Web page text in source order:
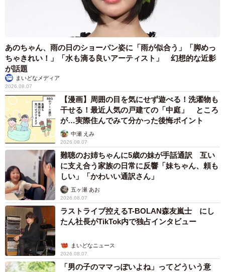
あのちゃん、雨の日のショーパン姿に「雨が似合う」「脚めっ
ちゃきれい！」「水も滴る良いアーティスト」 幻想的な近影
が話題
まいどなメディア
2026.08.07
【漫画】周囲の目を気にせず遊べる！洗濯物も
干せる！最近人気の戸建ての「中庭」 ところ
が…実際住んでみて分かった後悔ポイント
中瀬 えみ
2026.08.07
難聴のお姉ちゃんに5歳の妹が手話通訳 互い
に支え合う家族の日常に反響「妹ちゃん、頼も
しい」「かわいい通訳さん」
五ヶ瀬 あお
2026.08.07
ラストライブ控えるT-BOLAN森友嵐士 にし
たん社長がTikTok内で独占インタビュー
まいどなニュース
2026.08.07
「男の子のママっぽいよね」ってどういう意